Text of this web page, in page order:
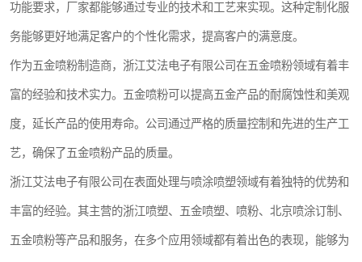
功能要求，厂家都能够通过专业的技术和工艺来实现。这种定制化服
务能够更好地满足客户的个性化需求，提高客户的满意度。
作为五金喷粉制造商，浙江艾法电子有限公司在五金喷粉领域有着丰
富的经验和技术实力。五金喷粉可以提高五金产品的耐腐蚀性和美观
度，延长产品的使用寿命。公司通过严格的质量控制和先进的生产工
艺，确保了五金喷粉产品的质量。
浙江艾法电子有限公司在表面处理与喷涂喷塑领域有着独特的优势和
丰富的经验。其主营的浙江喷塑、五金喷塑、喷粉、北京喷涂订制、
五金喷粉等产品和服务，在多个应用领域都有着出色的表现，能够为